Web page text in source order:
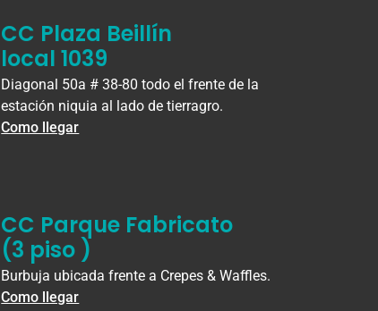
CC Plaza Beillín
local 1039
Diagonal 50a # 38-80 todo el frente de la
estación niquia al lado de tierragro.
Como llegar
CC Parque Fabricato
(3 piso )
Burbuja ubicada frente a Crepes & Waffles.
Como llegar